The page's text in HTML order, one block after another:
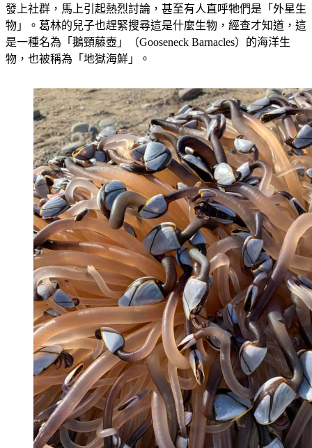
發現這奇幻生物的男子葛林（Martyn Green）立即拍了下來並
發上社群，馬上引起熱烈討論，甚至有人直呼牠們是「外星生
物」。葛林的兒子也趕緊搜尋這是什麼生物，經查才知道，這
是一種名為「鵝頸藤壺」（Gooseneck Barnacles）的海洋生